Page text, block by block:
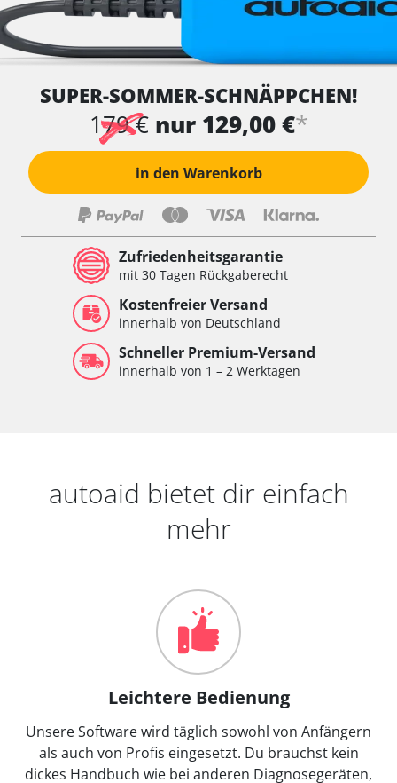
SUPER-SOMMER-SCHNÄPPCHEN!
179 € nur 129,00 €*
in den Warenkorb
Zufriedenheitsgarantie
mit 30 Tagen Rückgaberecht
Kostenfreier Versand
innerhalb von Deutschland
Schneller Premium-Versand
innerhalb von 1 – 2 Werktagen
autoaid bietet dir einfach
mehr
Leichtere Bedienung
Unsere Software wird täglich sowohl von Anfängern
als auch von Profis eingesetzt. Du brauchst kein
dickes Handbuch wie bei anderen Diagnosegeräten,